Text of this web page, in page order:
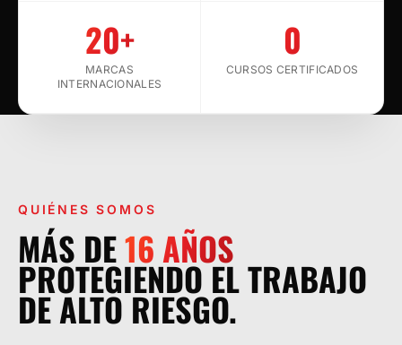
20+
MARCAS
INTERNACIONALES
0
CURSOS CERTIFICADOS
QUIÉNES SOMOS
MÁS DE16 AÑOS
PROTEGIENDO EL TRABAJO
DE ALTO RIESGO.